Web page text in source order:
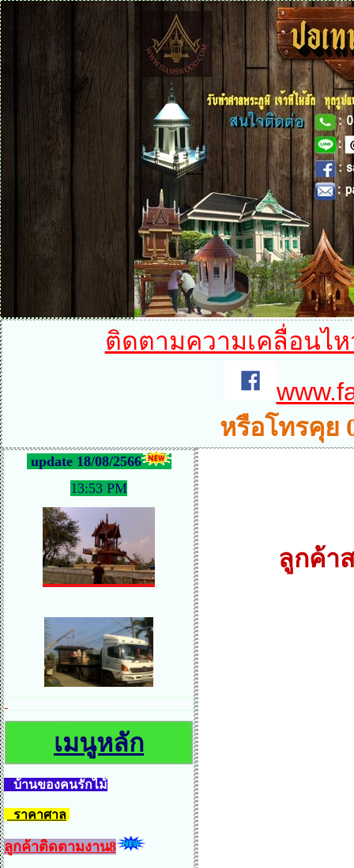
ติดตามความเคลื่อนไ
หรือโทรคุย
update 18/08/2566
13:53 PM
เมนูหลัก
บ้านของคนรักไม้
ราคาศาล
ลูกค้าติดตามงาน8
ลูกค้า